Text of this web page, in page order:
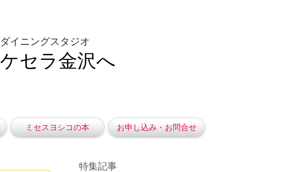
ダイニングスタジオ
ケセラ金沢へ
ミセスヨシコの本 お申し込み・お問合せ
特集記事